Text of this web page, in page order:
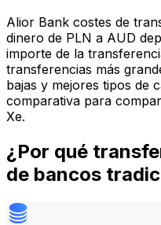
Alior Bank costes de
dinero de PLN a AUD
importe de la
transferencias más
bajas y mejores tipos de
comparativa para
Xe.
¿Por qué
de bancos